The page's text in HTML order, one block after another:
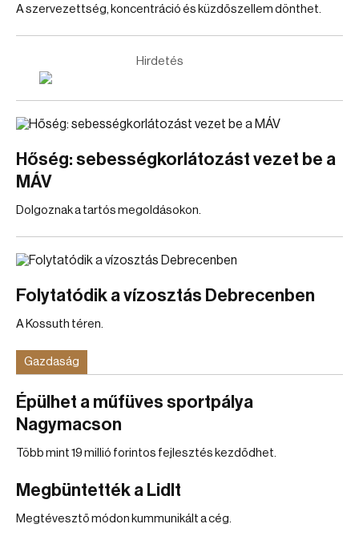
A szervezettség, koncentráció és küzdőszellem dönthet.
Hirdetés
Hőség: sebességkorlátozást vezet be a
MÁV
Dolgoznak a tartós megoldásokon.
Folytatódik a vízosztás Debrecenben
A Kossuth téren.
Gazdaság
Épülhet a műfüves sportpálya
Nagymacson
Több mint 19 millió forintos fejlesztés kezdődhet.
Megbüntették a Lidlt
Megtévesztő módon kummunikált a cég.